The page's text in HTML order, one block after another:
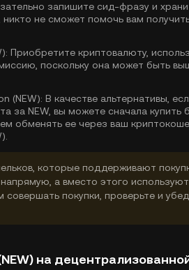
запишите сид-фразу и
не сможет помочь вам
Приобретите криптовалюту,
поскольку она может быть
(NEW): В качестве альтернативы,
за NEW, вы можете сначала купить
обменять ее через ваш
которые поддерживают
а вместо этого
покупки, проверьте и
на